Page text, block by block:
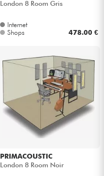
London 8 Room Gris
Internet
Shops
478.00 €
PRIMACOUSTIC
London 8 Room Noir